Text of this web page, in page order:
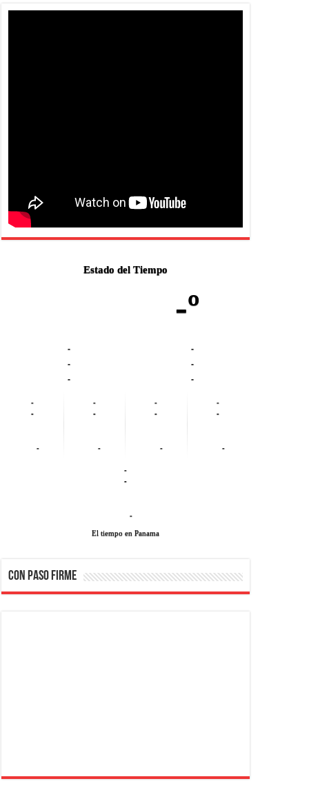
Estado del Tiempo
-º
-
-
-
-
-
-
-
-
-
-
-
-
-
-
-
-
-
-
-
-
-
El tiempo en Panama
CON PASO FIRME